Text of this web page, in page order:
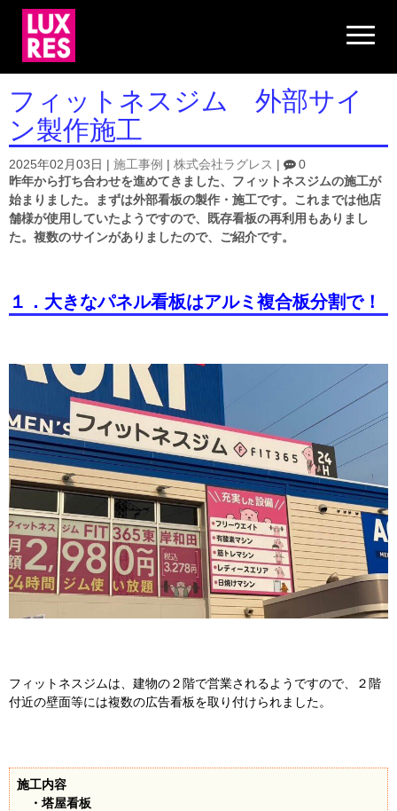
N
a
i
o
フィットネスジム 外部サイ
ン製作施工
2025年02月03日 施工事例 株式会社ラグレス 0
昨年から打ち合わせを進めてきました、フィットネスジムの施工が
始まりました。まずは外部看板の製作・施工です。これまでは他店
舗様が使用していたようですので、既存看板の再利用もありまし
た。複数のサインがありましたので、ご紹介です。
１．大きなパネル看板はアルミ複合板分割で！
フィットネスジムは、建物の２階で営業されるようですので、２階
付近の壁面等には複数の広告看板を取り付けられました。
施工内容
・塔屋看板